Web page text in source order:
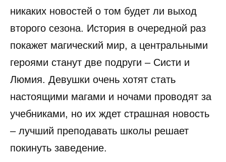
никаких новостей о том будет ли выход
второго сезона. История в очередной раз
покажет магический мир, а центральными
героями станут две подруги – Систи и
Люмия. Девушки очень хотят стать
настоящими магами и ночами проводят за
учебниками, но их ждет страшная новость
– лучший преподавать школы решает
покинуть заведение.